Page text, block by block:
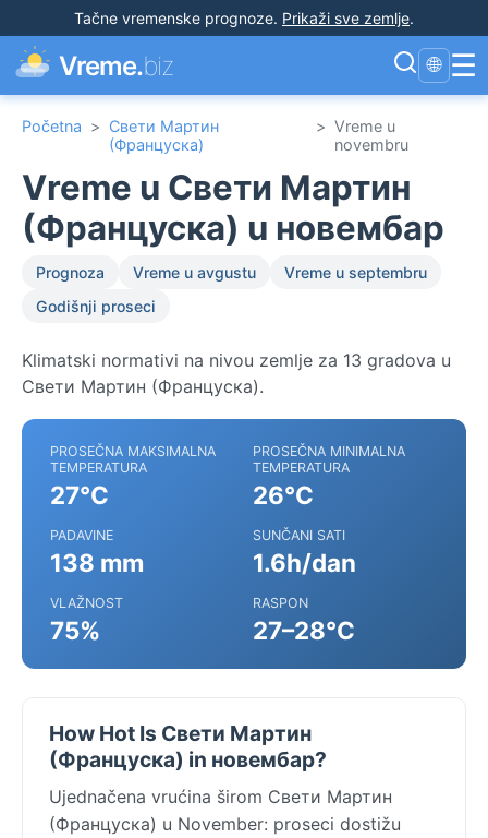
Tačne vremenske prognoze. Prikaži sve zemlje.
Vreme.biz 🌐 ☰
Početna > Свети Мартин
(Француска)
> Vreme u
novembru
Vreme u Свети Мартин
(Француска) u новембар
Prognoza Vreme u avgustu
Vreme u septembru
Godišnji proseci
Klimatski normativi na nivou zemlje za 13 gradova u
Свети Мартин (Француска).
PROSEČNA MAKSIMALNA
TEMPERATURA
27°C
PROSEČNA MINIMALNA
TEMPERATURA
26°C
PADAVINE
138 mm
SUNČANI SATI
1.6h/dan
VLAŽNOST
75%
RASPON
27–28°C
How Hot Is Свети Мартин
(Француска) in новембар?
Ujednačena vrućina širom Свети Мартин
(Француска) u November: proseci dostižu